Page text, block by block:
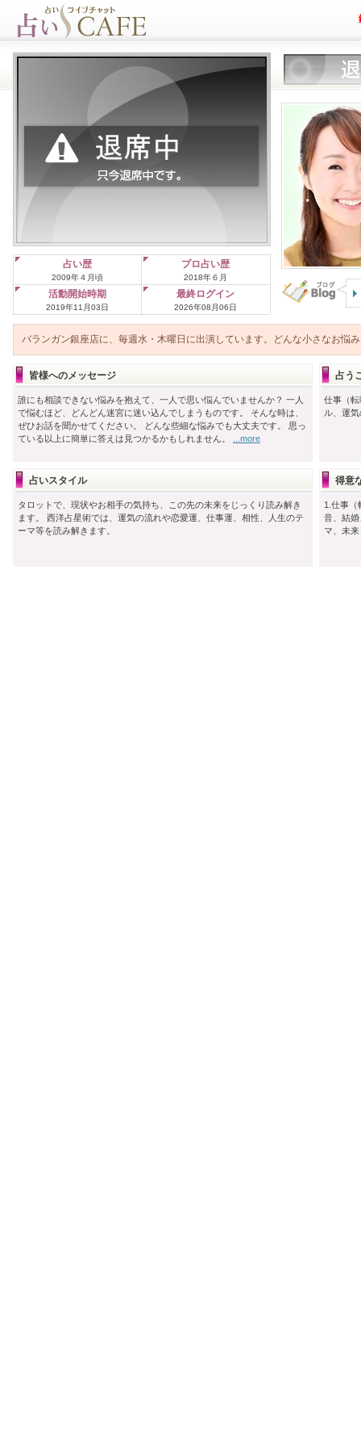
占い歴
2009年４月頃
プロ占い歴
2018年６月
活動開始時期
2019年11月03日
最終ログイン
2026年08月06日
バランガン銀座店に、毎週水・木曜日に出演しています。どんな小さなお悩
皆様へのメッセージ
誰にも相談できない悩みを抱えて、一人で思い悩んでいませんか？ 一人
で悩むほど、どんどん迷宮に迷い込んでしまうものです。 そんな時は、
ぜひお話を聞かせてください。 どんな些細な悩みでも大丈夫です。 思っ
ている以上に簡単に答えは見つかるかもしれません。
...more
占う
仕事（
ル、運
占いスタイル
タロットで、現状やお相手の気持ち、この先の未来をじっくり読み解き
ます。 西洋占星術では、運気の流れや恋愛運、仕事運、相性、人生のテ
ーマ等を読み解きます。
得意
1.仕事（
音、結
マ、未来